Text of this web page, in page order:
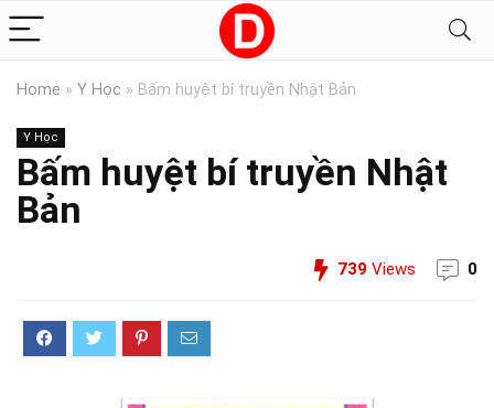
Home » Y Học » Bấm huyệt bí truyền Nhật Bản
Y Học
Bấm huyệt bí truyền Nhật
Bản
739 Views 0